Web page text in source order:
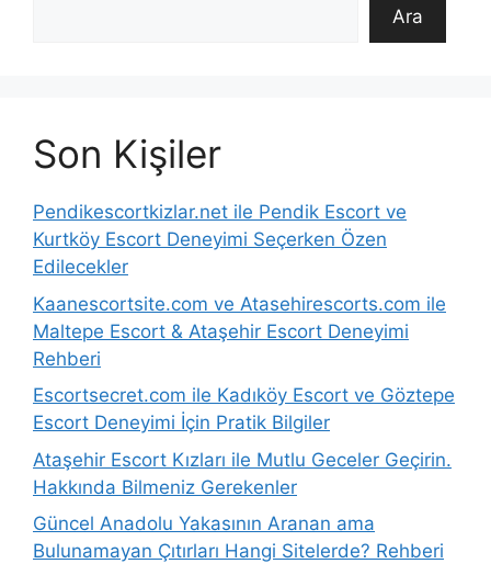
Ara
Son Kişiler
Pendikescortkizlar.net ile Pendik Escort ve
Kurtköy Escort Deneyimi Seçerken Özen
Edilecekler
Kaanescortsite.com ve Atasehirescorts.com ile
Maltepe Escort & Ataşehir Escort Deneyimi
Rehberi
Escortsecret.com ile Kadıköy Escort ve Göztepe
Escort Deneyimi İçin Pratik Bilgiler
Ataşehir Escort Kızları ile Mutlu Geceler Geçirin.
Hakkında Bilmeniz Gerekenler
Güncel Anadolu Yakasının Aranan ama
Bulunamayan Çıtırları Hangi Sitelerde? Rehberi